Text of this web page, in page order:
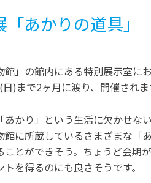
あかりの道具」
館」の館内にある特別展示室に
)まで2ヶ月に渡り、開催されま
あかり」という生活に欠かせな
館に所蔵しているさまざまな「
ことができそう。ちょうど会期
を得るのにも良さそうです。